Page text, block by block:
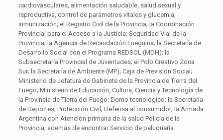
cardiovasculares, alimentación saludable, salud sexual y
reproductiva, control de parámetros vitales y glucemia,
inmunización; el Registro Civil de la Provincia; la Coordinación
Provincial para el Acceso a la Justicia; Seguridad Vial de la
Provincia; la Agencia de Recaudación Fueguina; la Secretaría de
Desarrollo Social con el Programa REDSOL (MDH); la
Subsecretaría Provincial de Juventudes; el Polo Creativo Zona
Sur; la Secretaría de Ambiente (MP); Caja de Previsión Social;
Ministerio de Jefatura de Gabinete de la Provincia de Tierra del
Fuego; Ministerio de Educación, Cultura, Ciencia y Tecnología de
la Provincia de Tierra del Fuego: Domo tecnológico; la Secretaría
de Deportes; Protección Civil; Defensa al consumidor; la Armada
Argentina con Atención primaria de la salud Policía de la
Provincia; además de encontrar Servicio de peluquería.